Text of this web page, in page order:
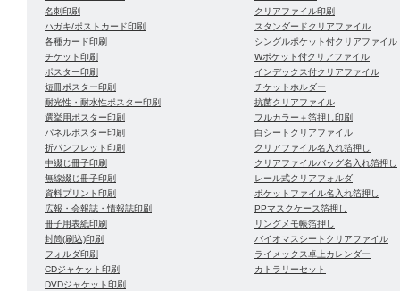
名刺印刷
ハガキ/ポストカード印刷
各種カード印刷
チケット印刷
ポスター印刷
短冊ポスター印刷
耐光性・耐水性ポスター印刷
選挙用ポスター印刷
パネルポスター印刷
折パンフレット印刷
中綴じ冊子印刷
無線綴じ冊子印刷
資料プリント印刷
広報・会報誌・情報誌印刷
冊子用表紙印刷
封筒(刷込)印刷
フォルダ印刷
CDジャケット印刷
DVDジャケット印刷
クリアファイル印刷
スタンダードクリアファイル
シングルポケット付クリアファイル
Wポケット付クリアファイル
インデックス付クリアファイル
チケットホルダー
抗菌クリアファイル
フルカラー＋箔押し印刷
白シートクリアファイル
クリアファイル名入れ箔押し
クリアファイルバッグ名入れ箔押し
レール式クリアフォルダ
ポケットファイル名入れ箔押し
PPマスクケース箔押し
リングメモ帳箔押し
バイオマスシートクリアファイル
ライメックス卓上カレンダー
カトラリーセット